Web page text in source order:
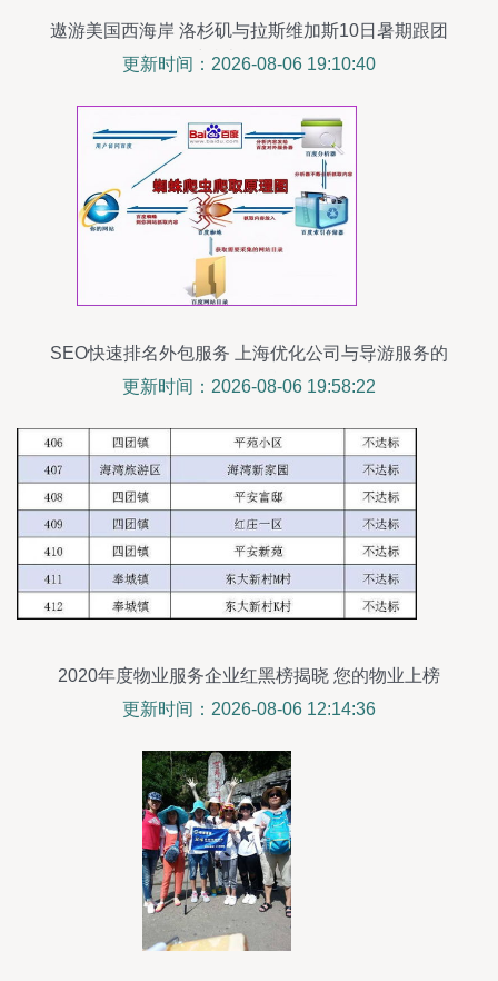
遨游美国西海岸 洛杉矶与拉斯维加斯10日暑期跟团
游，限时特卖等你拨冗同行！
更新时间：2026-08-06 19:10:40
SEO快速排名外包服务 上海优化公司与导游服务的
跨界融合
更新时间：2026-08-06 19:58:22
2020年度物业服务企业红黑榜揭晓 您的物业上榜
了吗？
更新时间：2026-08-06 12:14:36